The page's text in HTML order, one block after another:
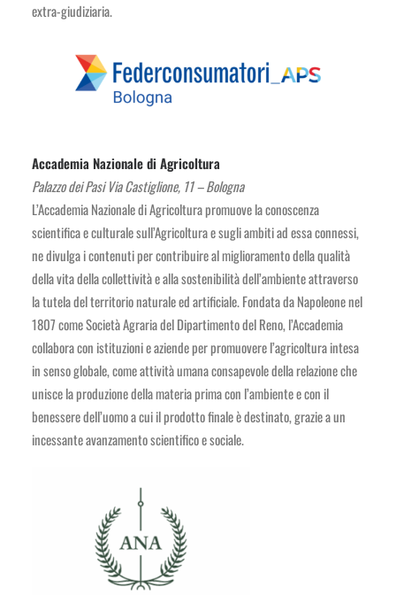
extra-giudiziaria.
Accademia Nazionale di Agricoltura
Palazzo dei Pasi Via Castiglione, 11 – Bologna
L’Accademia Nazionale di Agricoltura promuove la conoscenza
scientifica e culturale sull’Agricoltura e sugli ambiti ad essa connessi,
ne divulga i contenuti per contribuire al miglioramento della qualità
della vita della collettività e alla sostenibilità dell’ambiente attraverso
la tutela del territorio naturale ed artificiale. Fondata da Napoleone nel
1807 come Società Agraria del Dipartimento del Reno, l’Accademia
collabora con istituzioni e aziende per promuovere l’agricoltura intesa
in senso globale, come attività umana consapevole della relazione che
unisce la produzione della materia prima con l’ambiente e con il
benessere dell’uomo a cui il prodotto finale è destinato, grazie a un
incessante avanzamento scientifico e sociale.